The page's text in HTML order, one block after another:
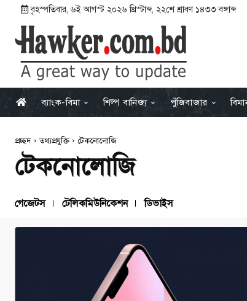
বৃহস্পতিবার,৬ই আগস্ট ২০২৬ খ্রিস্টাব্দ, ২২শে শ্রাবণ ১৪৩৩ বঙ্গাব্দ
ব্যাংক-বিমা শিল্প বানিজ্য পুঁজিবাজার
প্রচ্ছদ তথ্যপ্রযুক্তি টেকনোলোজি
টেকনোলোজি
গেজেটস টেলিকমিউনিকেশন ডিভাইস